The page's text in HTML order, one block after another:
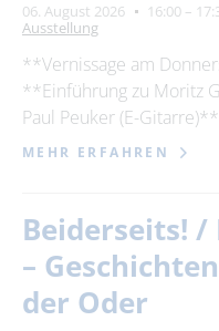
06. August 2026 16:00 –
Ausstellung
**Vernissage am
**Einführung zu Moritz
Paul Peuker (E-
MEHR ERFAHREN
Beiderseits! /
–
der Oder